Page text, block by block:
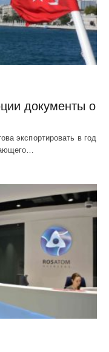
документы о
экспортировать в год